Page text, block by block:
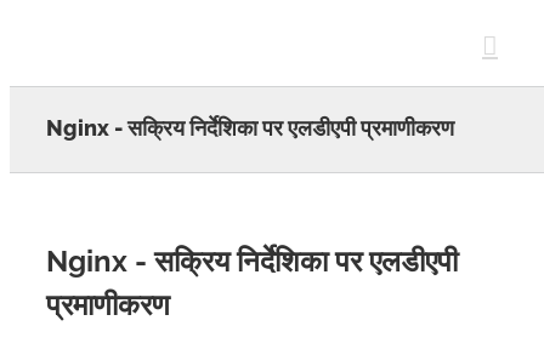
Nginx - सक्रिय निर्देशिका पर एलडीएपी प्रमाणीकरण
Nginx - सक्रिय निर्देशिका पर एलडीएपी
प्रमाणीकरण